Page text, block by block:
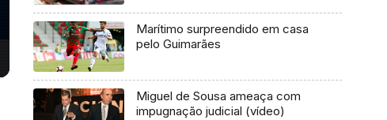
próximo sábado.
Marítimo surpreendido em casa
pelo Guimarães
Miguel de Sousa ameaça com
impugnação judicial (vídeo)